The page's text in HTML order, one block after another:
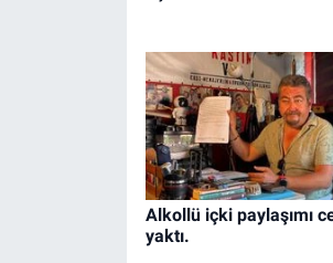
Alkollü içki paylaşımı
yaktı.